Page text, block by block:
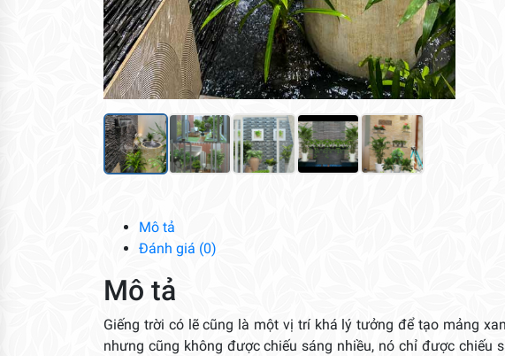
Mô tả
Đánh giá (0)
Mô tả
Giếng trời có lẽ cũng là một vị trí khá lý tưởng để tạo mảng
nhưng cũng không được chiếu sáng nhiều, nó chỉ được chiếu